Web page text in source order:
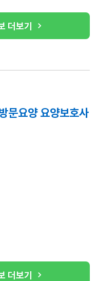
더보기
요양 요양보호사
더보기